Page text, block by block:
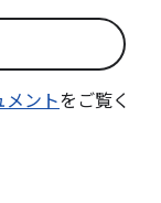
メントをご覧く